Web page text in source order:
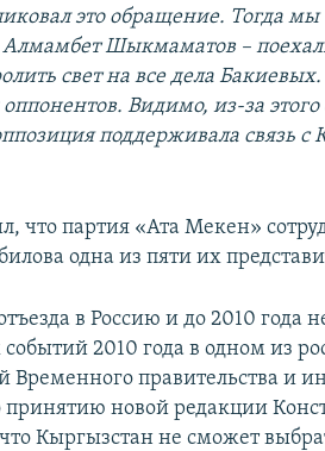
это обращение. Тогда
Шыкмаматов –
свет на все дела
оппонентов. Видимо, из-за
поддерживала связь с
что партия «Ата Мекен»
одна из пяти их
в Россию и до 2010 года
2010 года в одном из
Временного правительства и
новой редакции
Кыргызстан не сможет